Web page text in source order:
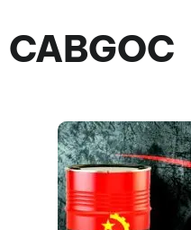
CABGOC